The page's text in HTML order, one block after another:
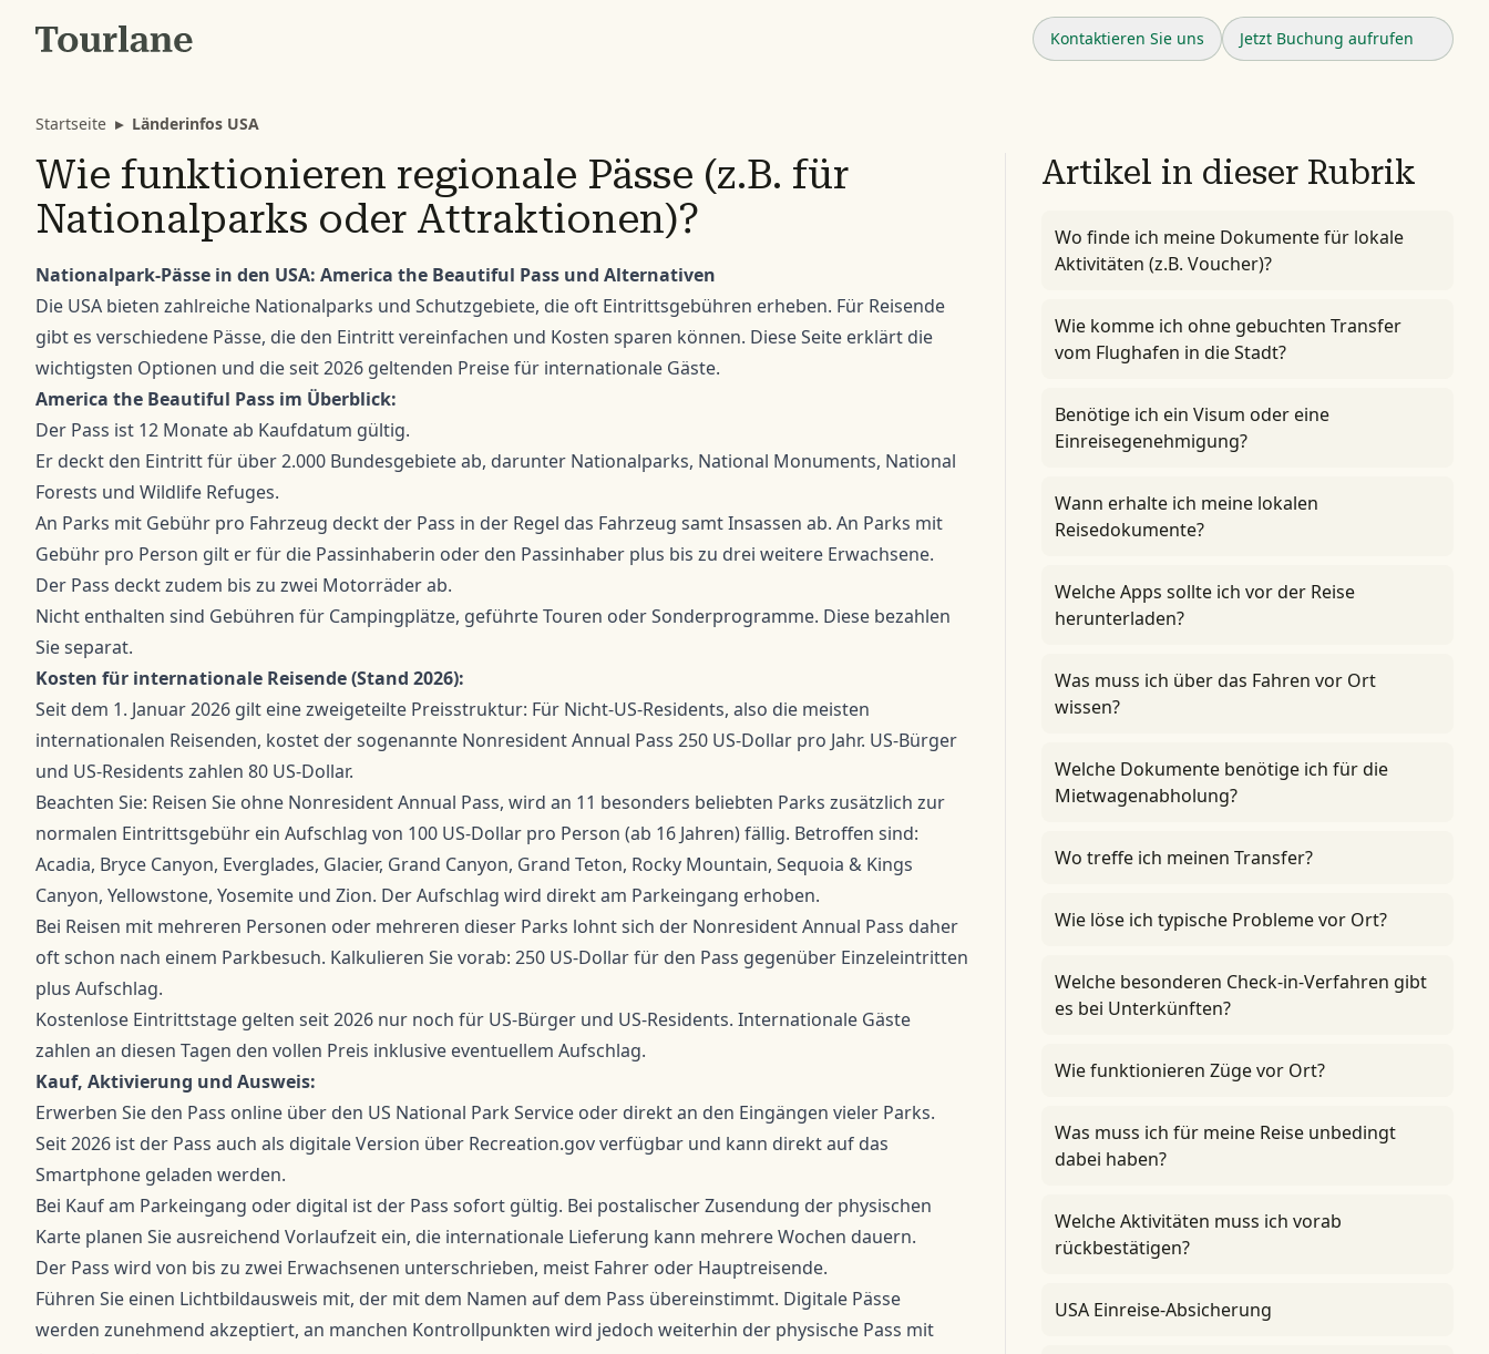
Kontaktieren Sie uns Jetzt Buchung aufrufen
Startseite ▸ Länderinfos USA
Wie funktionieren regionale Pässe (z.B. für
Nationalparks oder Attraktionen)?
Nationalpark-Pässe in den USA: America the Beautiful Pass und Alternativen
Die USA bieten zahlreiche Nationalparks und Schutzgebiete, die oft Eintrittsgebühren erheben. Für Reisende
gibt es verschiedene Pässe, die den Eintritt vereinfachen und Kosten sparen können. Diese Seite erklärt die
wichtigsten Optionen und die seit 2026 geltenden Preise für internationale Gäste.
America the Beautiful Pass im Überblick:
Der Pass ist 12 Monate ab Kaufdatum gültig.
Er deckt den Eintritt für über 2.000 Bundesgebiete ab, darunter Nationalparks, National Monuments, National
Forests und Wildlife Refuges.
An Parks mit Gebühr pro Fahrzeug deckt der Pass in der Regel das Fahrzeug samt Insassen ab. An Parks mit
Gebühr pro Person gilt er für die Passinhaberin oder den Passinhaber plus bis zu drei weitere Erwachsene.
Der Pass deckt zudem bis zu zwei Motorräder ab.
Nicht enthalten sind Gebühren für Campingplätze, geführte Touren oder Sonderprogramme. Diese bezahlen
Sie separat.
Kosten für internationale Reisende (Stand 2026):
Seit dem 1. Januar 2026 gilt eine zweigeteilte Preisstruktur: Für Nicht-US-Residents, also die meisten
internationalen Reisenden, kostet der sogenannte Nonresident Annual Pass 250 US-Dollar pro Jahr. US-Bürger
und US-Residents zahlen 80 US-Dollar.
Beachten Sie: Reisen Sie ohne Nonresident Annual Pass, wird an 11 besonders beliebten Parks zusätzlich zur
normalen Eintrittsgebühr ein Aufschlag von 100 US-Dollar pro Person (ab 16 Jahren) fällig. Betroffen sind:
Acadia, Bryce Canyon, Everglades, Glacier, Grand Canyon, Grand Teton, Rocky Mountain, Sequoia & Kings
Canyon, Yellowstone, Yosemite und Zion. Der Aufschlag wird direkt am Parkeingang erhoben.
Bei Reisen mit mehreren Personen oder mehreren dieser Parks lohnt sich der Nonresident Annual Pass daher
oft schon nach einem Parkbesuch. Kalkulieren Sie vorab: 250 US-Dollar für den Pass gegenüber Einzeleintritten
plus Aufschlag.
Kostenlose Eintrittstage gelten seit 2026 nur noch für US-Bürger und US-Residents. Internationale Gäste
zahlen an diesen Tagen den vollen Preis inklusive eventuellem Aufschlag.
Kauf, Aktivierung und Ausweis:
Erwerben Sie den Pass online über den US National Park Service oder direkt an den Eingängen vieler Parks.
Seit 2026 ist der Pass auch als digitale Version über Recreation.govverfügbar und kann direkt auf das
Smartphone geladen werden.
Bei Kauf am Parkeingang oder digital ist der Pass sofort gültig. Bei postalischer Zusendung der physischen
Karte planen Sie ausreichend Vorlaufzeit ein, die internationale Lieferung kann mehrere Wochen dauern.
Der Pass wird von bis zu zwei Erwachsenen unterschrieben, meist Fahrer oder Hauptreisende.
Führen Sie einen Lichtbildausweis mit, der mit dem Namen auf dem Pass übereinstimmt. Digitale Pässe
werden zunehmend akzeptiert, an manchen Kontrollpunkten wird jedoch weiterhin der physische Pass mit
Artikel in dieser Rubrik
Wo finde ich meine Dokumente für lokale
Aktivitäten (z.B. Voucher)?
Wie komme ich ohne gebuchten Transfer
vom Flughafen in die Stadt?
Benötige ich ein Visum oder eine
Einreisegenehmigung?
Wann erhalte ich meine lokalen
Reisedokumente?
Welche Apps sollte ich vor der Reise
herunterladen?
Was muss ich über das Fahren vor Ort
wissen?
Welche Dokumente benötige ich für die
Mietwagenabholung?
Wo treffe ich meinen Transfer?
Wie löse ich typische Probleme vor Ort?
Welche besonderen Check-in-Verfahren gibt
es bei Unterkünften?
Wie funktionieren Züge vor Ort?
Was muss ich für meine Reise unbedingt
dabei haben?
Welche Aktivitäten muss ich vorab
rückbestätigen?
USA Einreise-Absicherung